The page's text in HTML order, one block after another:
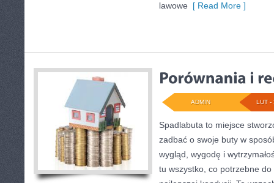
lawowe [ Read More ]
LUT -
ADMIN
Spadlabuta to miejsce
zadbać o swoje buty w
wygląd, wygodę i
tu wszystko, co potrzebne